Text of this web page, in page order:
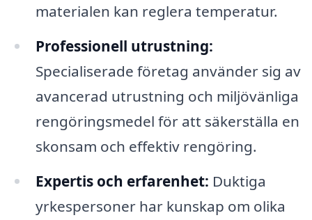
materialen kan reglera temperatur.
Professionell utrustning:
Specialiserade företag använder sig av
avancerad utrustning och miljövänliga
rengöringsmedel för att säkerställa en
skonsam och effektiv rengöring.
Expertis och erfarenhet: Duktiga
yrkespersoner har kunskap om olika